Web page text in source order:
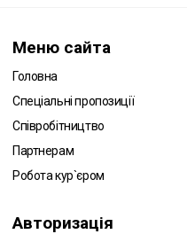
Меню сайта
Головна
Спеціальні пропозиції
Співробітництво
Партнерам
Робота кур`єром
Авторизація